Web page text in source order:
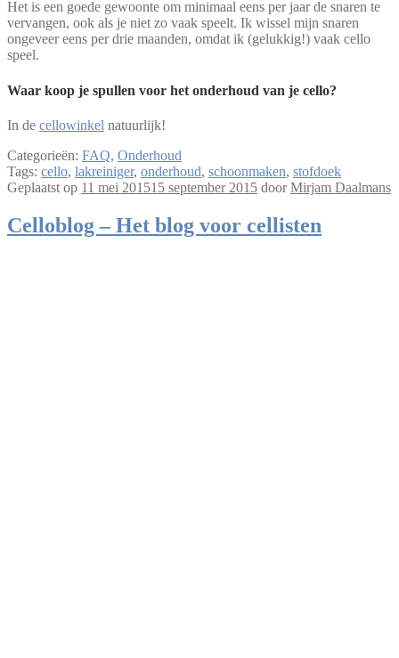
Het is een goede gewoonte om minimaal eens per jaar de snaren te
vervangen, ook als je niet zo vaak speelt. Ik wissel mijn snaren
ongeveer eens per drie maanden, omdat ik (gelukkig!) vaak cello
speel.
Waar koop je spullen voor het onderhoud van je cello?
In de cellowinkel natuurlijk!
Categorieën: FAQ, Onderhoud
Tags: cello, lakreiniger, onderhoud, schoonmaken, stofdoek
Geplaatst op 11 mei 201515 september 2015 doorMirjam Daalmans
Celloblog – Het blog voor cellisten